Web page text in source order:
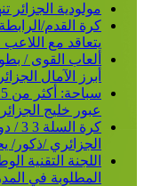
مولودية الجزائر
كرة القدم/
يتعاقد مع
أبرز الآمال
عبور خليج الجزائر
الجزائري /ذكور/
اللجنة التقنية
المطلوبة في